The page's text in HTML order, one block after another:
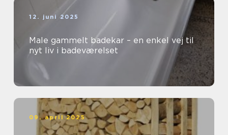
12. juni 2025
Male gammelt badekar – en enkel vej til
nyt liv i badeværelset
09. april 2025